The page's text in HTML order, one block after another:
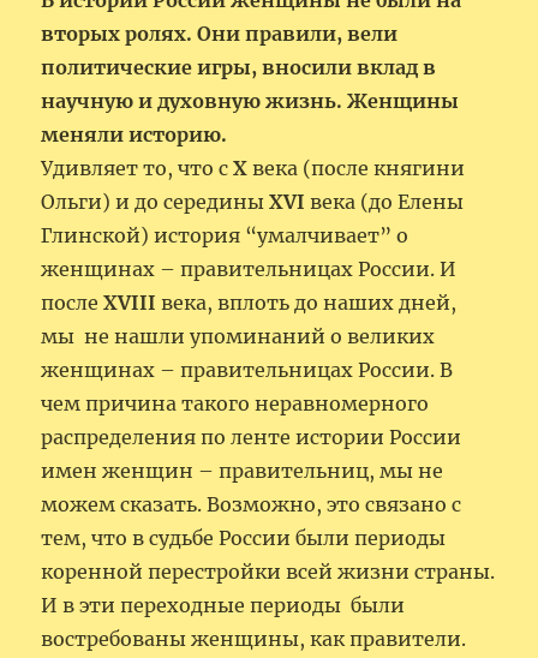
вторых ролях. Они правили, вели
политические игры, вносили вклад в
научную и духовную жизнь. Женщины
меняли историю.
Удивляет то, что сX века (после княгини
Ольги) и до серединыXVI века (до Елены
Глинской) история “умалчивает” о
женщинах – правительницах России. И
послеXVIII века, вплоть до наших дней,
мы не нашли упоминаний о великих
женщинах – правительницах России. В
чем причина такого неравномерного
распределения по ленте истории России
имен женщин – правительниц, мы не
можем сказать. Возможно, это связано с
тем, что в судьбе России были периоды
коренной перестройки всей жизни страны.
И в эти переходные периоды были
востребованы женщины, как правители.